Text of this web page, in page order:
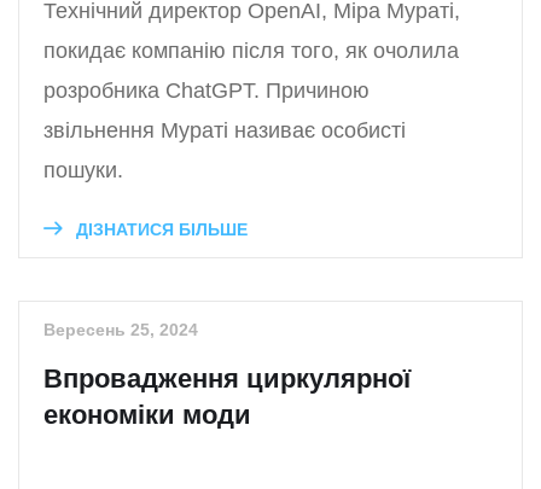
Технічний директор OpenAI, Міра Мураті,
покидає компанію після того, як очолила
розробника ChatGPT. Причиною
звільнення Мураті називає особисті
пошуки.
ДІЗНАТИСЯ БІЛЬШЕ
Вересень 25, 2024
Впровадження циркулярної
економіки моди